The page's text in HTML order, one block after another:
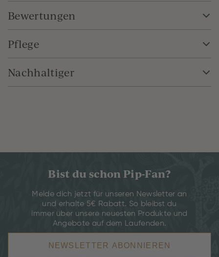
Bewertungen
Pflege
Nachhaltiger
Bist du schon Pip-Fan?
Melde dich jetzt für unseren Newsletter an
und erhalte 5€ Rabatt. So bleibst du
immer über unsere neuesten Produkte und
Angebote auf dem Laufenden.
NEWSLETTER ABONNIEREN